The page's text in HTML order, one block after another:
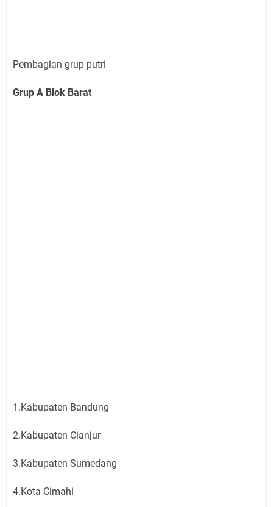
Pembagian grup putri
Grup A Blok Barat
1.Kabupaten Bandung
2.Kabupaten Cianjur
3.Kabupaten Sumedang
4.Kota Cimahi